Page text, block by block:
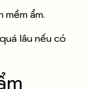
mềm ẩm.
lâu nếu có